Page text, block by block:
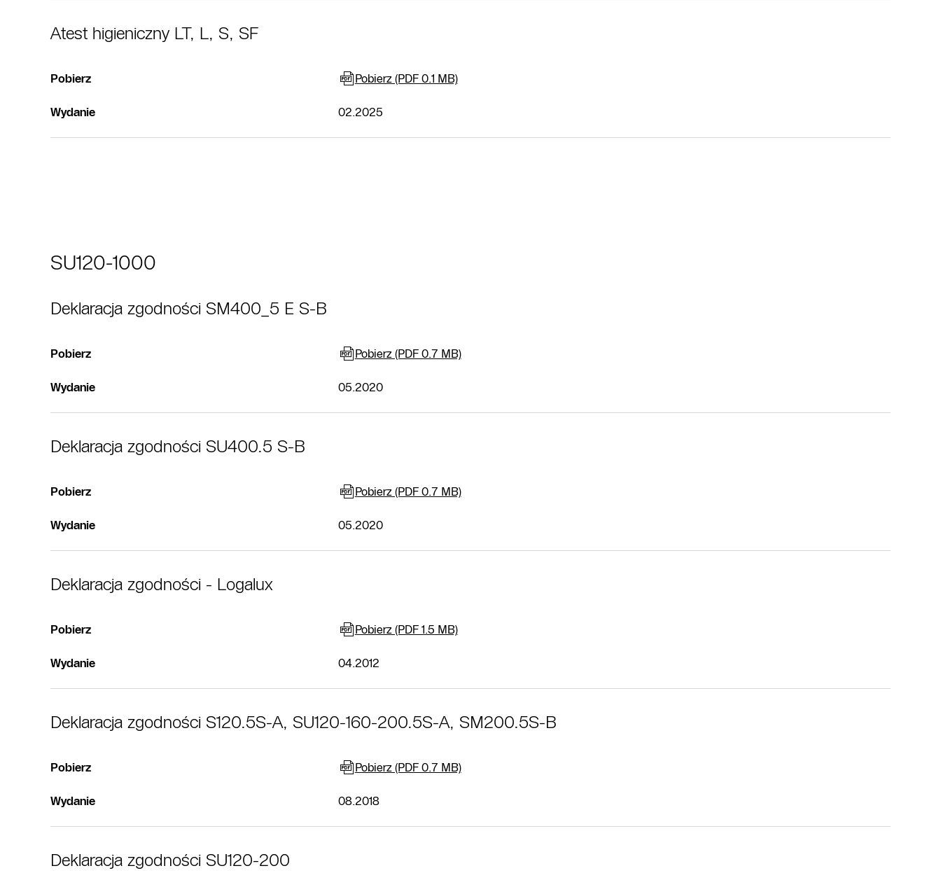
Atest higieniczny LT, L, S, SF
Pobierz Pobierz (PDF 0.1 MB)
Wydanie 02.2025
SU120-1000
Deklaracja zgodności SM400_5 E S-B
Pobierz Pobierz (PDF 0.7 MB)
Wydanie 05.2020
Deklaracja zgodności SU400.5 S-B
Pobierz Pobierz (PDF 0.7 MB)
Wydanie 05.2020
Deklaracja zgodności - Logalux
Pobierz Pobierz (PDF 1.5 MB)
Wydanie 04.2012
Deklaracja zgodności S120.5S-A, SU120-160-200.5S-A, SM200.5S-B
Pobierz Pobierz (PDF 0.7 MB)
Wydanie 08.2018
Deklaracja zgodności SU120-200